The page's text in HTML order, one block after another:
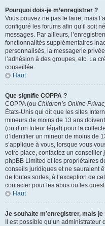
Pourquoi dois-je m’enregistrer ?
Vous pouvez ne pas le faire, mais
configuré les forums afin qu’il soit
messages. Par ailleurs,
fonctionnalités supplémentaires
personnalisés, la messagerie
l’adhésion à des groupes, etc. La
conseillée.
Haut
Que signifie COPPA ?
COPPA (ou Children’s Online
États-Unis qui dit que les sites
mineurs de moins de 13 ans
(ou d’un tuteur légal) pour la
d’identifier un mineur de moins de
s’applique à vous, lorsque vous
votre place, contactez un
phpBB Limited et les propriétaires
conseils juridiques et ne sauraient
de toutes sortes, à l’exception de
contacter pour les abus ou les
Haut
Je souhaite m’enregistrer, mais je
Il est possible qu’un